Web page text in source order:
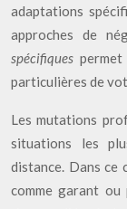
adaptations
approches de
spécifiques
particulières de
Les mutations
situations les
distance. Dans ce
comme garant